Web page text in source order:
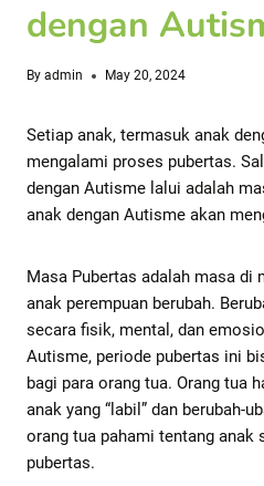
dengan
By admin May 20, 2024
Setiap anak, termasuk anak
mengalami proses pubertas.
dengan Autisme lalui adalah
anak dengan Autisme akan
Masa Pubertas adalah masa di
anak perempuan berubah.
secara fisik, mental, dan
Autisme, periode pubertas ini
bagi para orang tua. Orang tua
anak yang “labil” dan berubah-
orang tua pahami tentang anak
pubertas.